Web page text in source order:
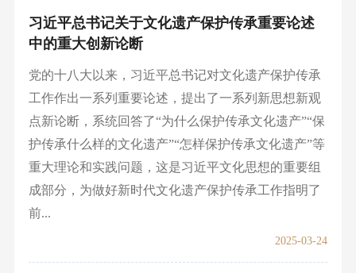
习近平总书记关于文化遗产保护传承重要论述
中的重大创新论断
党的十八大以来，习近平总书记对文化遗产保护传承
工作作出一系列重要论述，提出了一系列新思想新观
点新论断，系统回答了“为什么保护传承文化遗产”“保
护传承什么样的文化遗产”“怎样保护传承文化遗产”等
重大理论和实践问题，这是习近平文化思想的重要组
成部分，为做好新时代文化遗产保护传承工作指明了
前...
2025-03-24